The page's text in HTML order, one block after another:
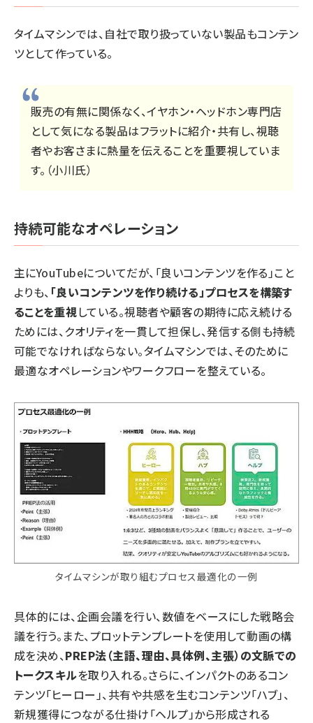
タイムマシンでは、自社で取り扱っていない製品もコンテン
ツとして作っている。
販売の有無に関係なく、イヤホン・ヘッドホン専門店
として気になる製品はフラットに紹介・共有し、視聴
者やお客さまに熱量を伝えることを重要視していま
す。（小川氏）
持続可能なオペレーション
主にYouTubeについてだが、「良いコンテンツを作る」こと
よりも、 「良いコンテンツを作り続ける」プロセスを構築す
ることを重視している。視聴者や顧客の期待に応え続ける
ためには、クオリティを一貫して担保し、発信する側も持続
可能でなければならない。タイムマシンでは、そのために
最適なオペレーションやワークフローを整えている。
タイムマシンが取り組むプロセス最適化の一例
具体的には、企画会議を行い、数値をベースにした戦略会
議を行う。また、プロットテンプレートを使用して動画の構
成を決め、PREP法（主語、理由、具体例、主張）の文脈での
トークスキルを取り入れる。さらに、インパクトのあるコン
テンツ「ヒーロー」、共有や共感を生むコンテンツ「ハブ」、
新規獲得につながる仕掛け「ヘルプ」から形成される